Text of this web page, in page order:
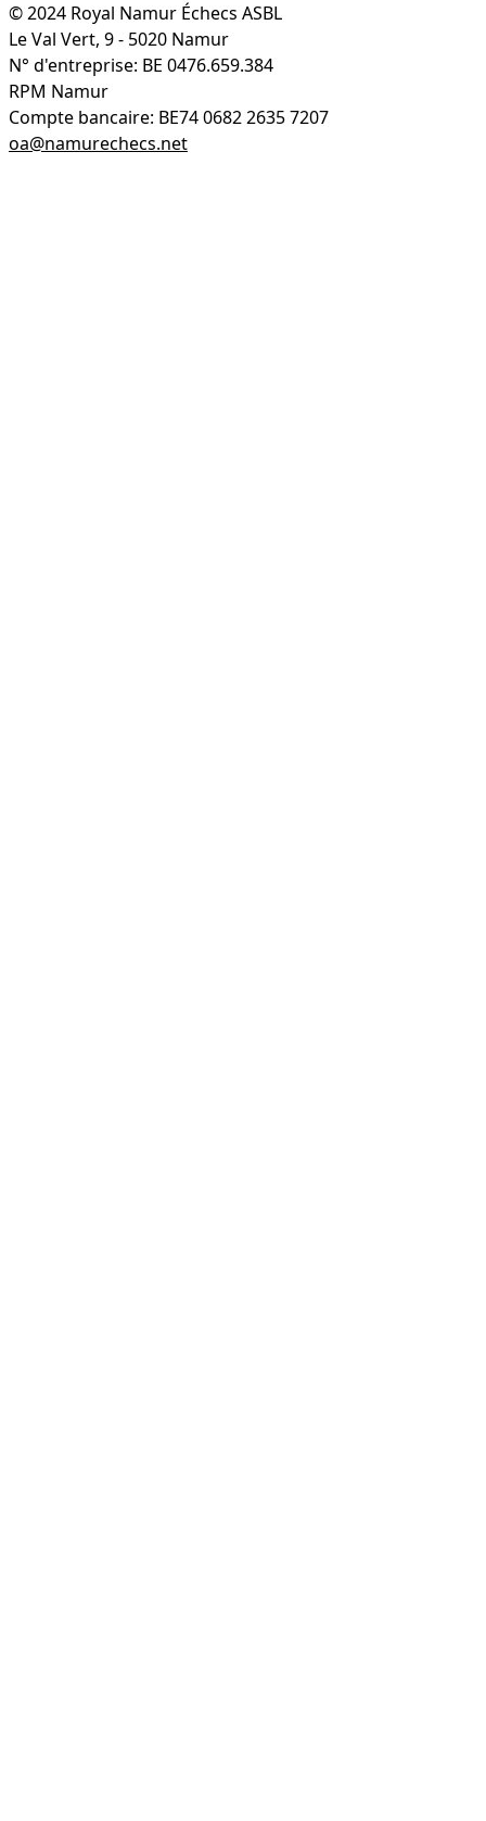
© 2024 Royal Namur Échecs ASBL
Le Val Vert, 9 - 5020 Namur
N° d'entreprise: BE 0476.659.384
RPM Namur
Compte bancaire: BE74 0682 2635 7207
oa@namurechecs.net